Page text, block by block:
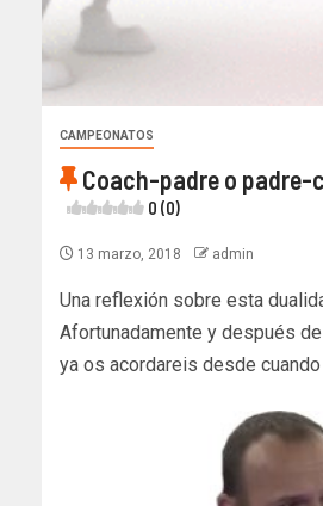
CAMPEONATOS
Coach-padre o padre-
0 (0)
13 marzo, 2018 admin
Una reflexión sobre esta
Afortunadamente y después
ya os acordareis desde cuando